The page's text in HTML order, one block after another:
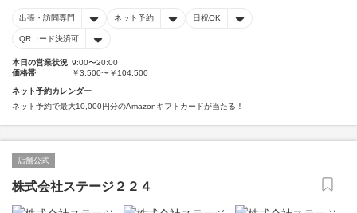
出張・訪問専門 ネット予約 日祝OK
QRコード決済可
本日の営業状況 9:00〜20:00
価格帯
￥3,500〜￥104,500
ネット予約カレンダー
ネット予約で最大10,000円分のAmazonギフトカードが当たる！
店舗公式
株式会社ステージ２２４